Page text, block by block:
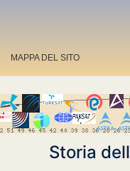
MAPPA DEL SITO
Storia